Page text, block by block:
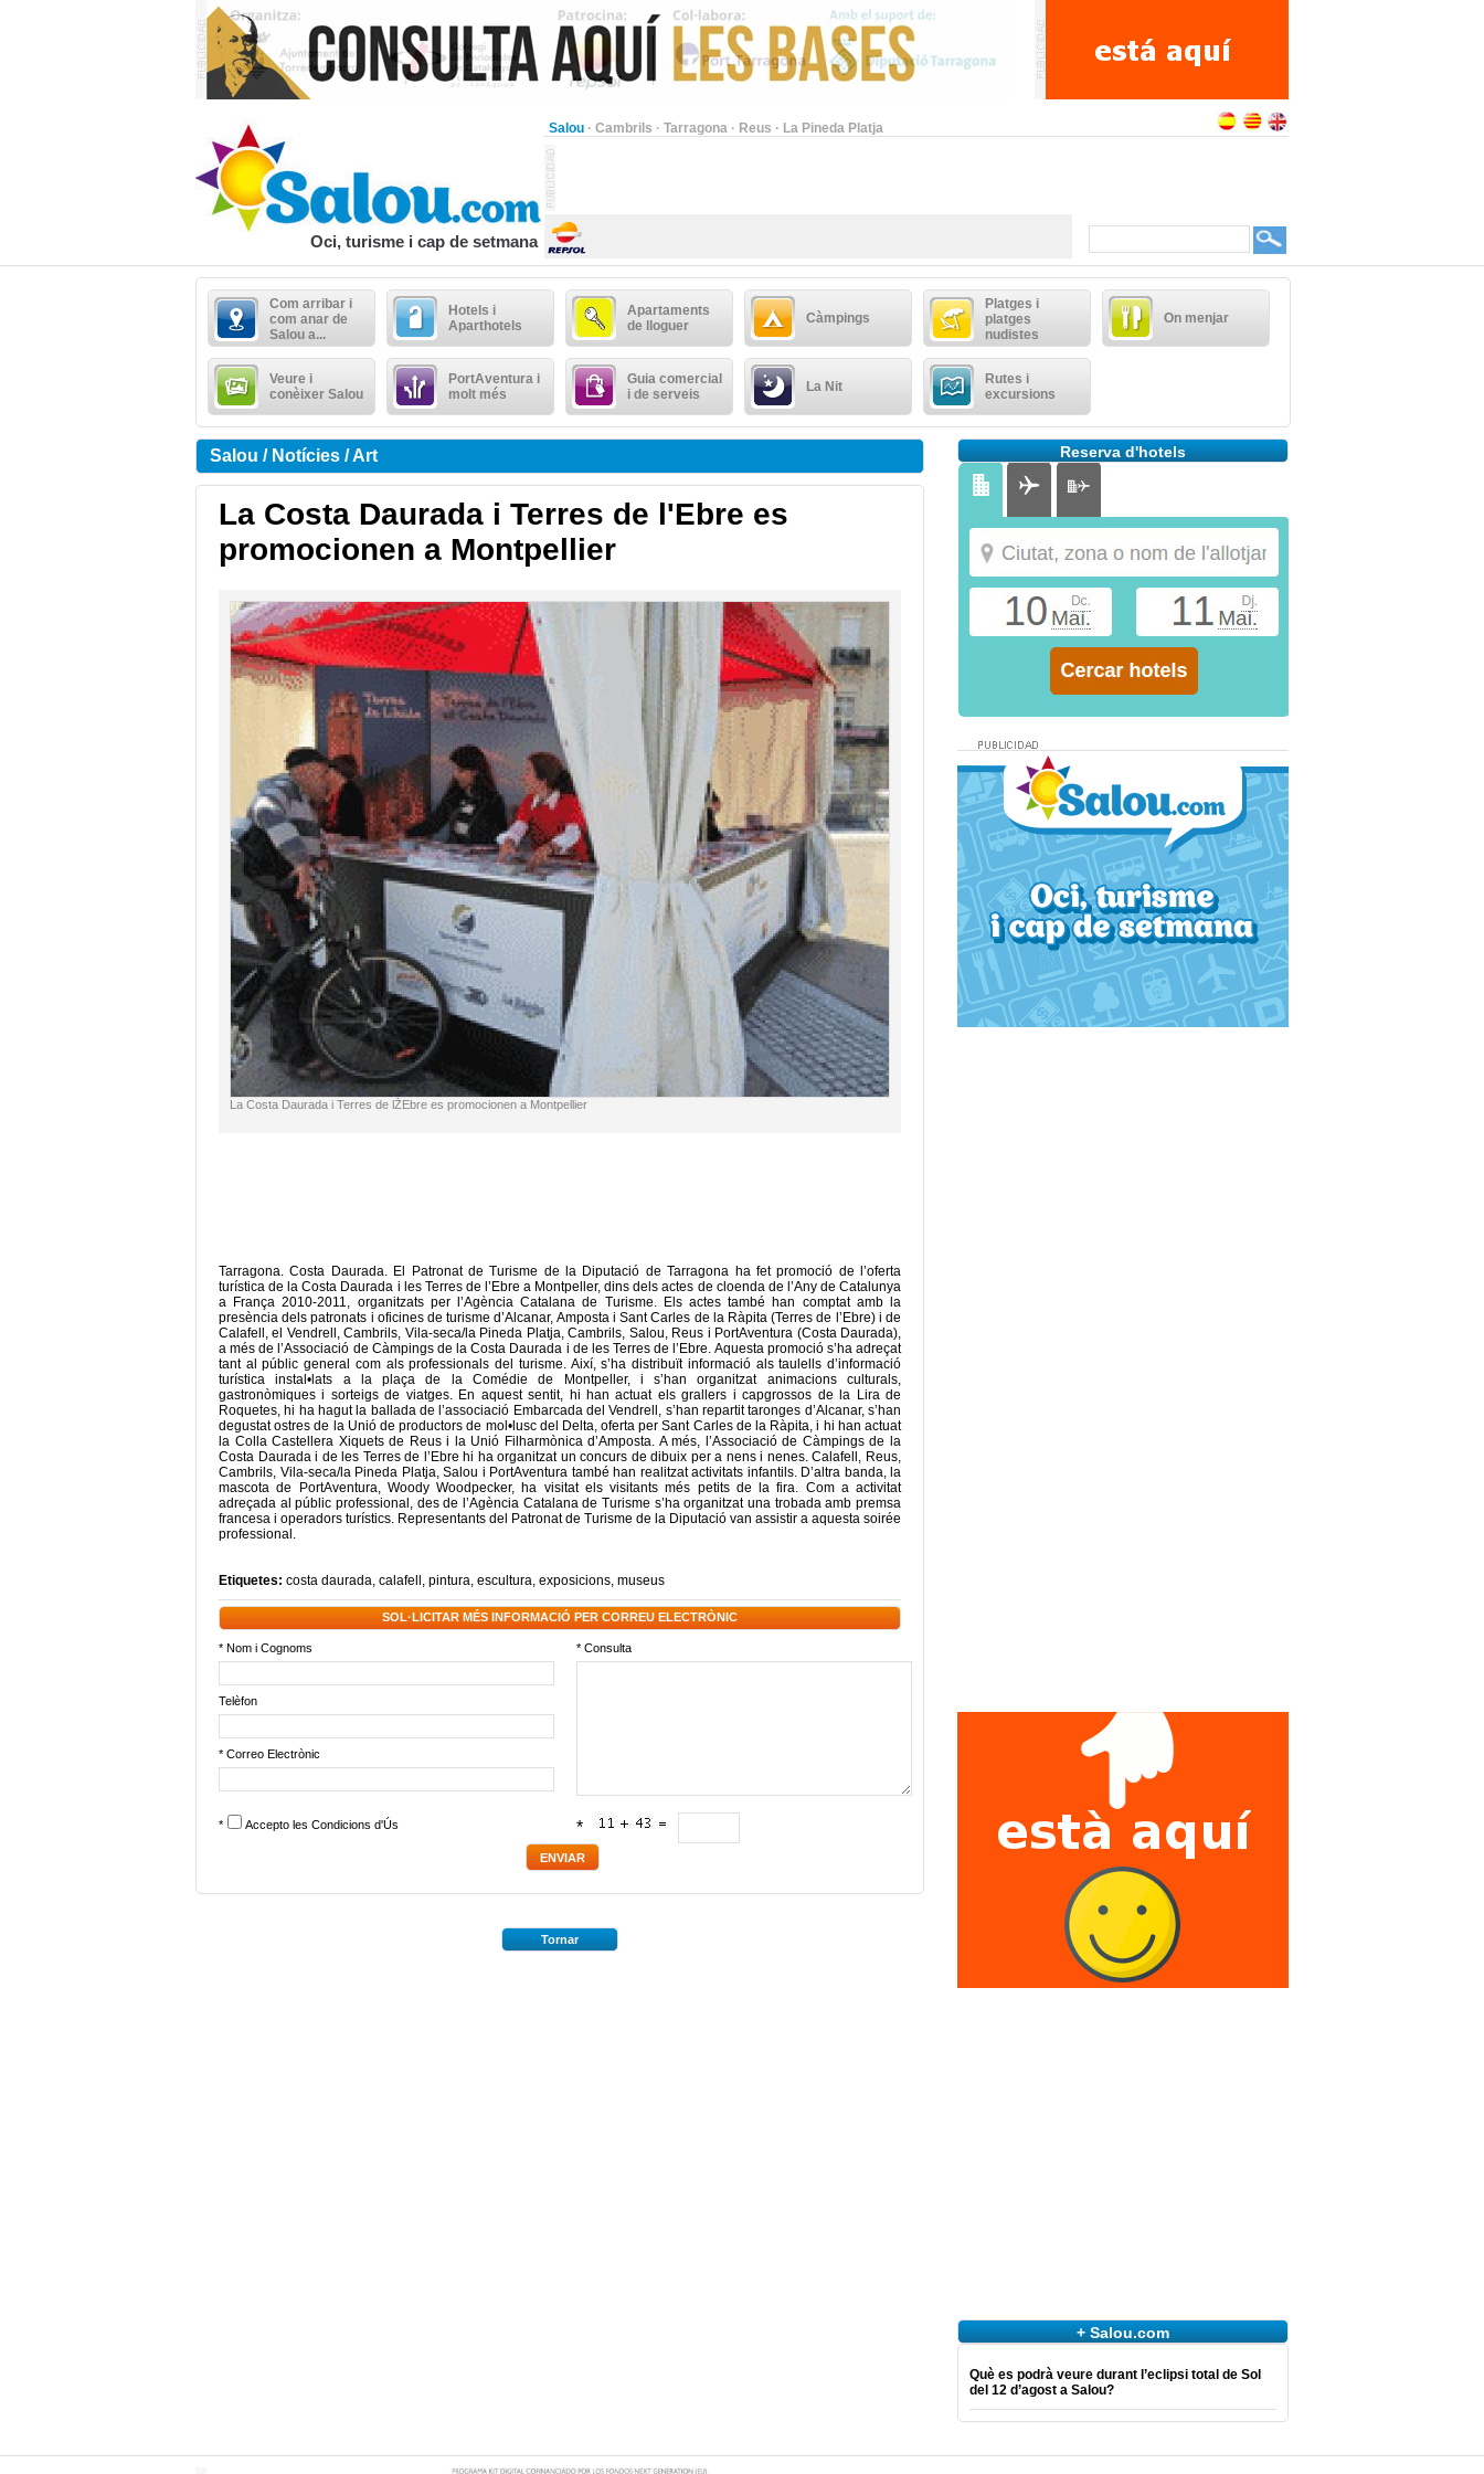
Salou · Cambrils · Tarragona · Reus · La Pineda Platja
Oci, turisme i cap de setmana
Com arribar i
com anar de
Salou a...
Hotels i
Aparthotels
Apartaments
de lloguer
Càmpings
Platges i
platges
nudistes
On menjar
Veure i
conèixer Salou
PortAventura i
molt més
Guia comercial
i de serveis
La Nit
Rutes i
excursions
Salou / Notícies / Art
La Costa Daurada i Terres de l'Ebre es
promocionen a Montpellier
La Costa Daurada i Terres de lŽEbre es promocionen a Montpellier
Tarragona. Costa Daurada. El Patronat de Turisme de la Diputació de Tarragona ha fet promoció de l’oferta
turística de la Costa Daurada i les Terres de l’Ebre a Montpeller, dins dels actes de cloenda de l’Any de Catalunya
a França 2010-2011, organitzats per l’Agència Catalana de Turisme. Els actes també han comptat amb la
presència dels patronats i oficines de turisme d’Alcanar, Amposta i Sant Carles de la Ràpita (Terres de l’Ebre) i de
Calafell, el Vendrell, Cambrils, Vila-seca/la Pineda Platja, Cambrils, Salou, Reus i PortAventura (Costa Daurada),
a més de l’Associació de Càmpings de la Costa Daurada i de les Terres de l’Ebre. Aquesta promoció s’ha adreçat
tant al públic general com als professionals del turisme. Així, s’ha distribuït informació als taulells d’informació
turística instal•lats a la plaça de la Comédie de Montpeller, i s’han organitzat animacions culturals,
gastronòmiques i sorteigs de viatges. En aquest sentit, hi han actuat els grallers i capgrossos de la Lira de
Roquetes, hi ha hagut la ballada de l’associació Embarcada del Vendrell, s’han repartit taronges d’Alcanar, s’han
degustat ostres de la Unió de productors de mol•lusc del Delta, oferta per Sant Carles de la Ràpita, i hi han actuat
la Colla Castellera Xiquets de Reus i la Unió Filharmònica d’Amposta. A més, l’Associació de Càmpings de la
Costa Daurada i de les Terres de l’Ebre hi ha organitzat un concurs de dibuix per a nens i nenes. Calafell, Reus,
Cambrils, Vila-seca/la Pineda Platja, Salou i PortAventura també han realitzat activitats infantils. D’altra banda, la
mascota de PortAventura, Woody Woodpecker, ha visitat els visitants més petits de la fira. Com a activitat
adreçada al públic professional, des de l’Agència Catalana de Turisme s’ha organitzat una trobada amb premsa
francesa i operadors turístics. Representants del Patronat de Turisme de la Diputació van assistir a aquesta soirée
professional.
Etiquetes: costa daurada, calafell , pintura, escultura, exposicions, museus
SOL·LICITAR MÉS INFORMACIÓ PER CORREU ELECTRÒNIC
* Nom i Cognoms * Consulta
Telèfon
* Correo Electrònic
* Accepto les Condicions d'Ús *
Tornar
Reserva d'hotels
+ Salou.com
Què es podrà veure durant l’eclipsi total de Sol
del 12 d’agost a Salou?